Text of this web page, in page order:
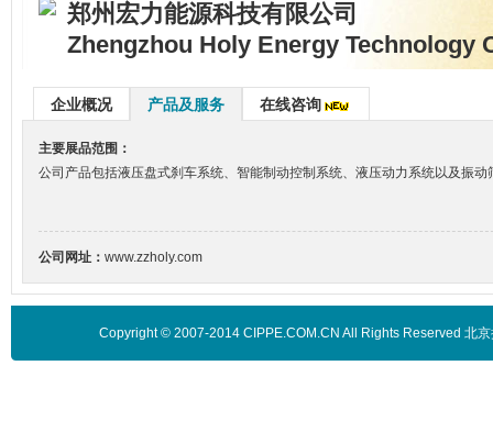
郑州宏力能源科技有限公司
Zhengzhou Holy Energy Technology
企业概况 产品及服务 在线咨询
主要展品范围：
公司产品包括液压盘式刹车系统、智能制动控制系统、液压动力系统以及振动
公司网址： www.zzholy.com
Copyright © 2007-2014 CIPPE.COM.CN All Rights Reserved